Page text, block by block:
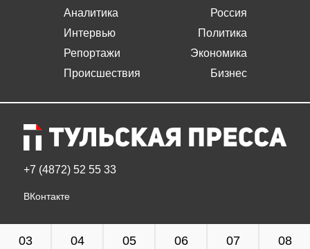
Аналитика
Интервью
Репортажи
Происшествия
Россия
Политика
Экономика
Бизнес
+7 (4872) 52 55 33
ВКонтакте
03 04 05 06 07 08